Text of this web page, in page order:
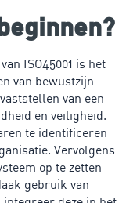
ISO45001 is het
van bewustzijn
van een
en veiligheid.
te identificeren
Vervolgens
op te zetten
gebruik van